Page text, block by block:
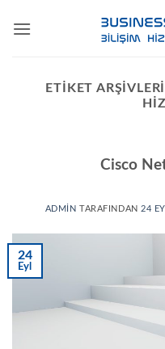
atla
ETIKET
Cisco
ADMIN TARAFINDAN 24
24
Eyl